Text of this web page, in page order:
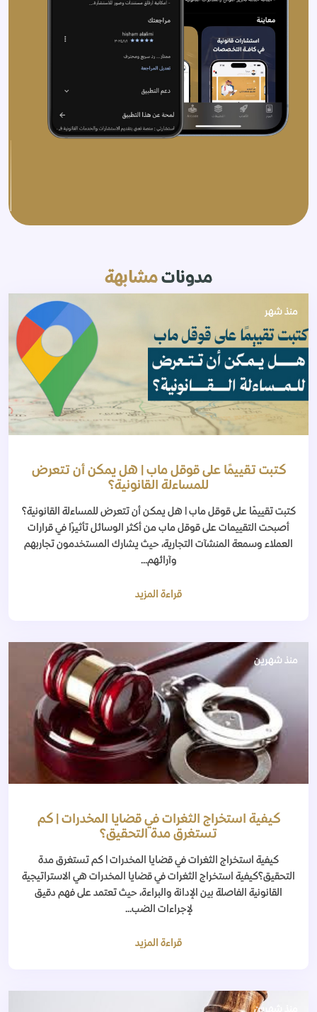
مدونات مشابهة
منذ شهر
كتبت تقييمًا على قوقل ماب | هل يمكن أن تتعرض
للمساءلة القانونية؟
كتبت تقييمًا على قوقل ماب | هل يمكن أن تتعرض للمساءلة القانونية؟
أصبحت التقييمات على قوقل ماب من أكثر الوسائل تأثيرًا في قرارات
العملاء وسمعة المنشآت التجارية، حيث يشارك المستخدمون تجاربهم
وآرائهم...
قراءة المزيد
منذ شهرين
كيفية استخراج الثغرات في قضايا المخدرات | كم
تستغرق مدة التحقيق؟
كيفية استخراج الثغرات في قضايا المخدرات | كم تستغرق مدة
التحقيق؟كيفية استخراج الثغرات في قضايا المخدرات هي الاستراتيجية
القانونية الفاصلة بين الإدانة والبراءة، حيث تعتمد على فهم دقيق
لإجراءات الضب...
قراءة المزيد
منذ شهرين